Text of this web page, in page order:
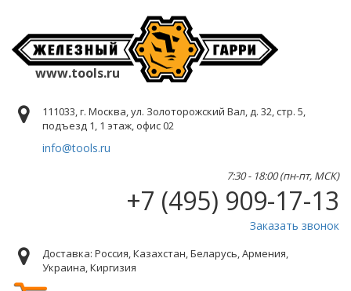
www.tools.ru
111033, г. Москва, ул. Золоторожский Вал, д. 32, стр. 5,
подъезд 1, 1 этаж, офис 02
info@tools.ru
7:30 - 18:00 (пн-пт, МСК)
+7 (495) 909-17-13
Заказать звонок
Доставка: Россия, Казахстан, Беларусь, Армения,
Украина, Киргизия